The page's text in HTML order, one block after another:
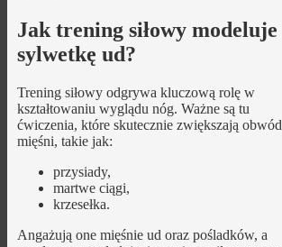
Jak trening siłowy modeluje
sylwetkę ud?
Trening siłowy odgrywa kluczową rolę w
kształtowaniu wyglądu nóg. Ważne są tu
ćwiczenia, które skutecznie zwiększają obwód
mięśni, takie jak:
przysiady,
martwe ciągi,
krzesełka.
Angażują one mięśnie ud oraz pośladków, a